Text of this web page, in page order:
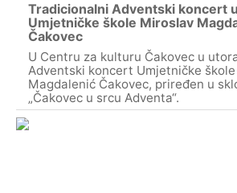
Tradicionalni Adventski koncert
Umjetničke škole Miroslav
Čakovec
U Centru za kulturu Čakovec u
Adventski koncert Umjetničke
Magdalenić Čakovec, priređen u
„Čakovec u srcu Adventa“.